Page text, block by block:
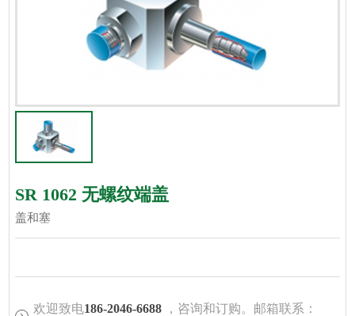
SR 1062 无螺纹端盖
盖和塞
欢迎致电186-2046-6688
，咨询和订购。邮箱联系：